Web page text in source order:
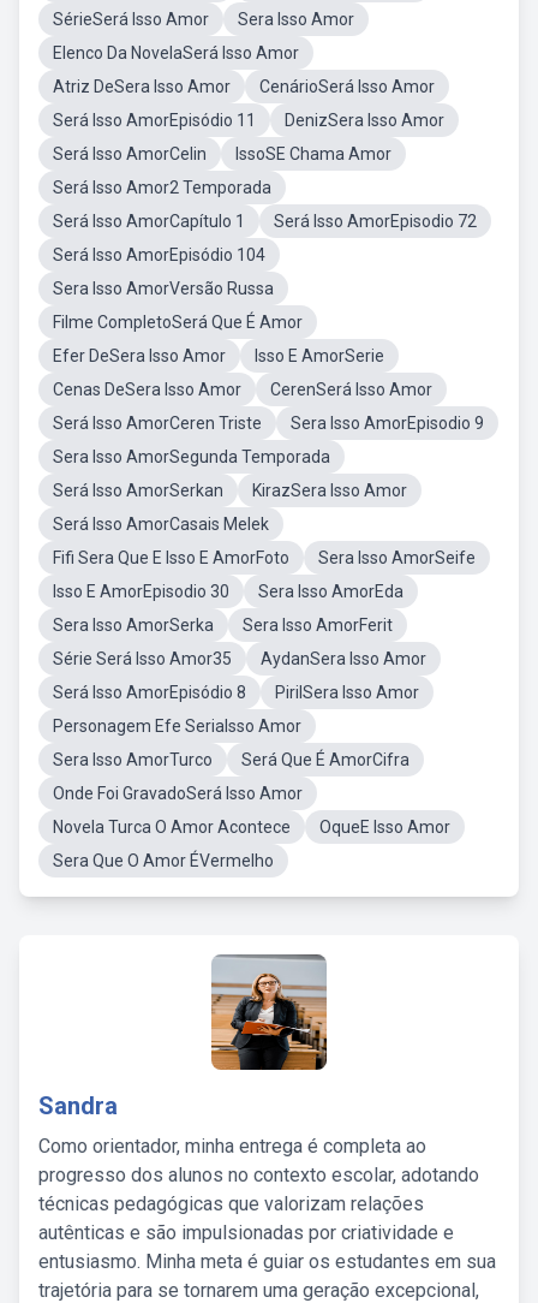
SérieSerá Isso Amor
Sera Isso Amor
Elenco Da NovelaSerá Isso Amor
Atriz DeSera Isso Amor
CenárioSerá Isso Amor
Será Isso AmorEpisódio 11
DenizSera Isso Amor
Será Isso AmorCelin
IssoSE Chama Amor
Será Isso Amor2 Temporada
Será Isso AmorCapítulo 1
Será Isso AmorEpisodio 72
Será Isso AmorEpisódio 104
Sera Isso AmorVersão Russa
Filme CompletoSerá Que É Amor
Efer DeSera Isso Amor
Isso E AmorSerie
Cenas DeSera Isso Amor
CerenSerá Isso Amor
Será Isso AmorCeren Triste
Sera Isso AmorEpisodio 9
Sera Isso AmorSegunda Temporada
Será Isso AmorSerkan
KirazSera Isso Amor
Será Isso AmorCasais Melek
Fifi Sera Que E Isso E AmorFoto
Sera Isso AmorSeife
Isso E AmorEpisodio 30
Sera Isso AmorEda
Sera Isso AmorSerka
Sera Isso AmorFerit
Série Será Isso Amor35
AydanSera Isso Amor
Será Isso AmorEpisódio 8
PirilSera Isso Amor
Personagem Efe SeriaIsso Amor
Sera Isso AmorTurco
Será Que É AmorCifra
Onde Foi GravadoSerá Isso Amor
Novela Turca O Amor Acontece
OqueE Isso Amor
Sera Que O Amor ÉVermelho
Sandra
Como orientador, minha entrega é completa ao
progresso dos alunos no contexto escolar, adotando
técnicas pedagógicas que valorizam relações
autênticas e são impulsionadas por criatividade e
entusiasmo. Minha meta é guiar os estudantes em sua
trajetória para se tornarem uma geração excepcional,